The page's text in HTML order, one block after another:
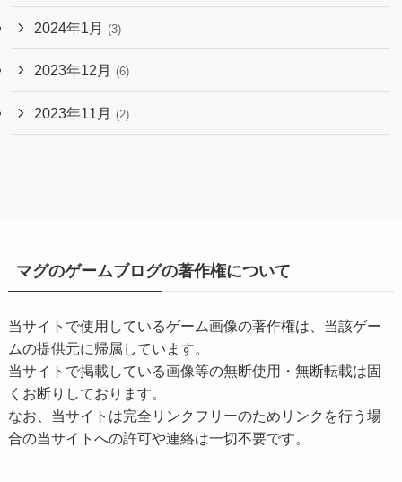
2024年1月 (3)
2023年12月 (6)
2023年11月 (2)
マグのゲームブログの著作権について
当サイトで使用しているゲーム画像の著作権は、当該ゲー
ムの提供元に帰属しています。
当サイトで掲載している画像等の無断使用・無断転載は固
くお断りしております。
なお、当サイトは完全リンクフリーのためリンクを行う場
合の当サイトへの許可や連絡は一切不要です。